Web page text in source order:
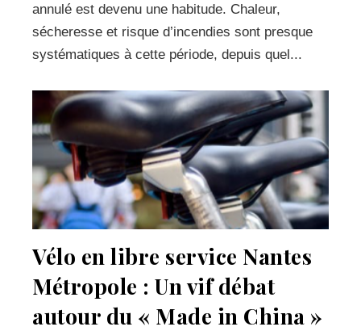
annulé est devenu une habitude. Chaleur,
sécheresse et risque d’incendies sont presque
systématiques à cette période, depuis quel...
Vélo en libre service Nantes
Métropole : Un vif débat
autour du « Made in China »